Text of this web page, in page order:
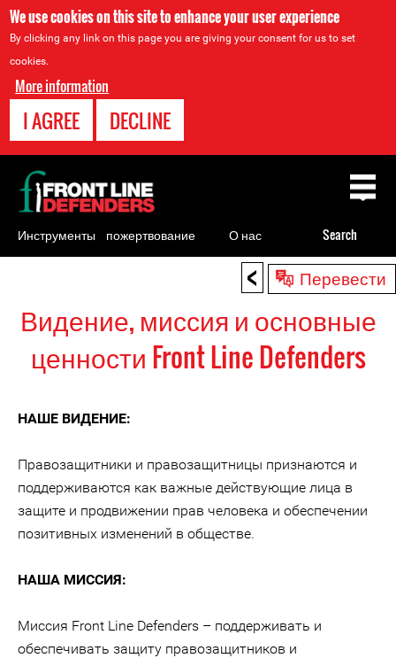
We use cookies on this site to enhance your user experience
By clicking any link on this page you are giving your consent for us to set
cookies.
More information
I AGREE DECLINE
< Перевести
Видение, миссия и основные
ценности Front Line Defenders
НАШЕ ВИДЕНИЕ:
Правозащитники и правозащитницы признаются и
поддерживаются как важные действующие лица в
защите и продвижении прав человека и обеспечении
позитивных изменений в обществе.
НАША МИССИЯ:
Миссия Front Line Defenders – поддерживать и
обеспечивать защиту правозащитников и
Back
to
top
Инструменты
для
пожертвование О нас Search